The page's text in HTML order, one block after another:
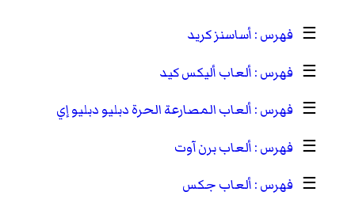
☰
أساسنز كريد
☰
ألعاب أليكس كيد
☰
ألعاب المصارعة الحرة دبليو دبليو إي
☰
ألعاب برن آوت
☰
ألعاب جكس